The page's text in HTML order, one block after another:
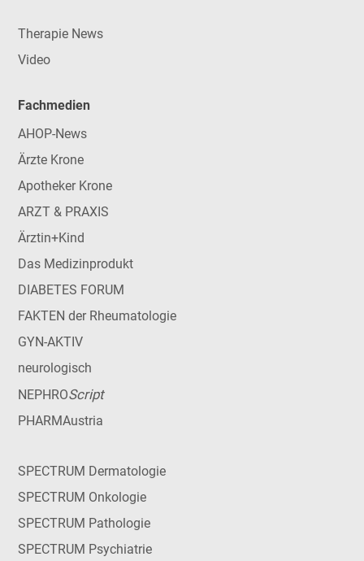
Therapie News
Video
Fachmedien
AHOP-News
Ärzte Krone
Apotheker Krone
ARZT & PRAXIS
Ärztin+Kind
Das Medizinprodukt
DIABETES FORUM
FAKTEN der Rheumatologie
GYN-AKTIV
neurologisch
NEPHROScript
PHARMAustria
SPECTRUM Dermatologie
SPECTRUM Onkologie
SPECTRUM Pathologie
SPECTRUM Psychiatrie